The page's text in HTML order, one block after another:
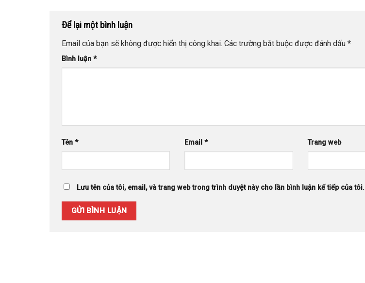
Để lại một bình luận
Email của bạn sẽ không được hiển thị công khai. Các trường bắt buộc được đánh dấu *
Bình luận *
Tên * Email* Trang web
Lưu tên của tôi, email, và trang web trong trình duyệt này cho lần bình luận kế tiếp của tôi.